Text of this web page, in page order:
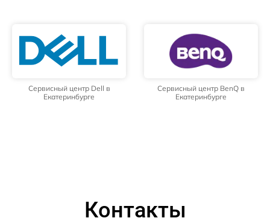
Сервисный центр Dell в
Екатеринбурге
Сервисный центр BenQ в
Екатеринбурге
Контакты